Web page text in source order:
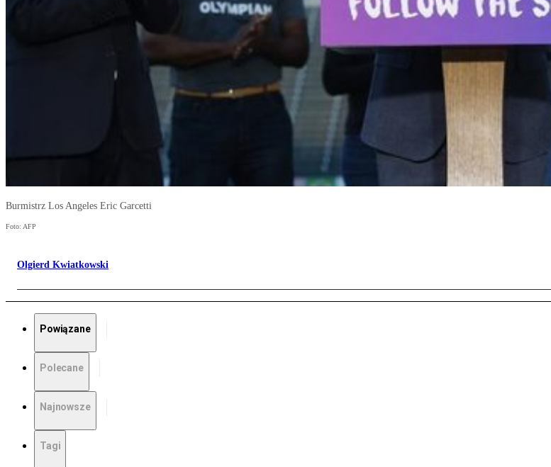
Burmistrz Los Angeles Eric Garcetti
Foto: AFP
Olgierd Kwiatkowski
Powiązane
Polecane
Najnowsze
Tagi